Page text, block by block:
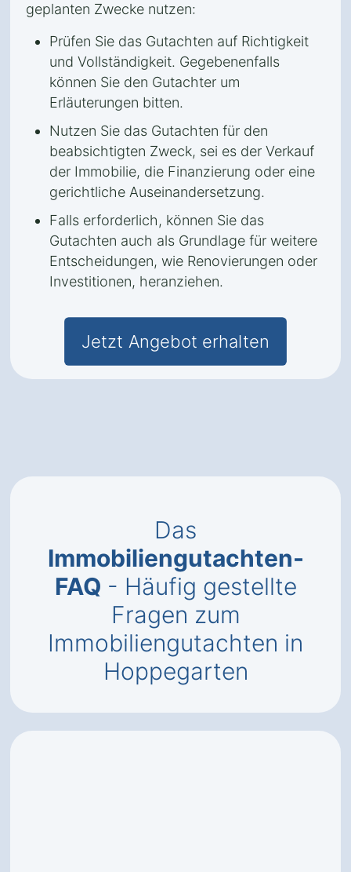
geplanten Zwecke nutzen:
Prüfen Sie das Gutachten auf Richtigkeit
und Vollständigkeit. Gegebenenfalls
können Sie den Gutachter um
Erläuterungen bitten.
Nutzen Sie das Gutachten für den
beabsichtigten Zweck, sei es der Verkauf
der Immobilie, die Finanzierung oder eine
gerichtliche Auseinandersetzung.
Falls erforderlich, können Sie das
Gutachten auch als Grundlage für weitere
Entscheidungen, wie Renovierungen oder
Investitionen, heranziehen.
Jetzt Angebot erhalten
Das
Immobiliengutachten-
FAQ - Häufig gestellte
Fragen zum
Immobiliengutachten in
Hoppegarten